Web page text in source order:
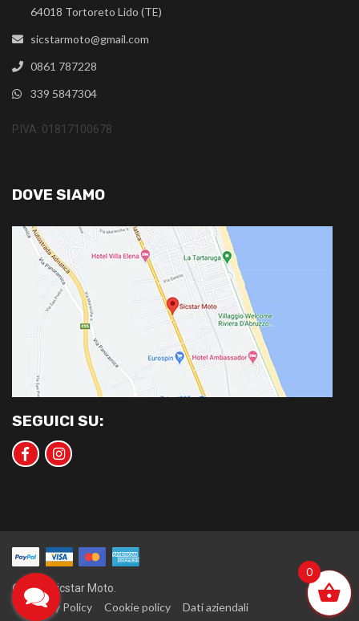
64018 Tortoreto Lido (TE)
sicstarmoto@gmail.com
0861 787228
339 5847304
P.IVA: 01817100678
DOVE SIAMO
SEGUICI SU:
©2020 Sicstar Moto.
Privacy Policy Cookie policy Dati aziendali
0